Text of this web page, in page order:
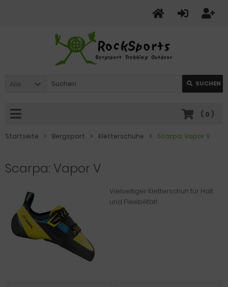
Alle SUCHEN
( 0 )
Startseite Bergsport Kletterschuhe Scarpa: Vapor V
Scarpa: Vapor V
Vielseitiger Kletterschuh für Halt
und Flexibilität!